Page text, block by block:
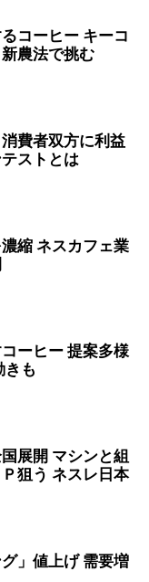
コーヒー キーコ
農法で挑む
費者双方に利益
ストとは
縮 ネスカフェ業
ーヒー 提案多様
きも
展開 マシンと組
狙う ネスレ日本
」値上げ 需要増